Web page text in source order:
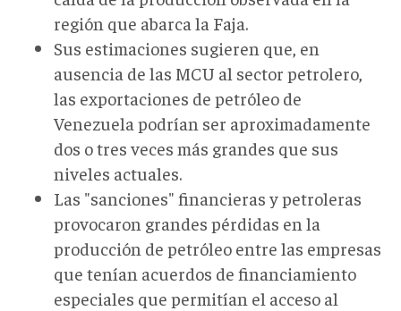
región que abarca la Faja.
Sus estimaciones sugieren que, en
ausencia de las MCU al sector petrolero,
las exportaciones de petróleo de
Venezuela podrían ser aproximadamente
dos o tres veces más grandes que sus
niveles actuales.
Las "sanciones" financieras y petroleras
provocaron grandes pérdidas en la
producción de petróleo entre las empresas
que tenían acuerdos de financiamiento
especiales que permitían el acceso al